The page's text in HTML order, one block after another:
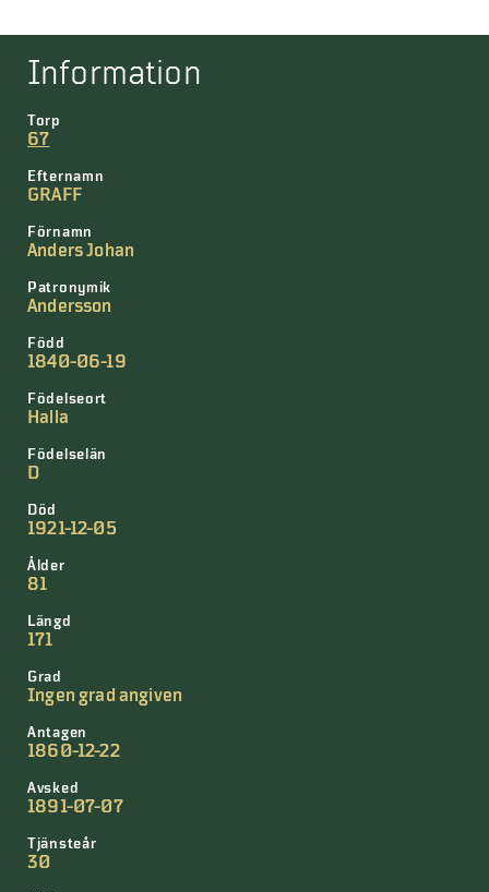
Information
Torp
67
Efternamn
GRAFF
Förnamn
Anders Johan
Patronymik
Andersson
Född
1840-06-19
Födelseort
Halla
Födelselän
D
Död
1921-12-05
Ålder
81
Längd
171
Grad
Ingen grad angiven
Antagen
1860-12-22
Avsked
1891-07-07
Tjänsteår
30